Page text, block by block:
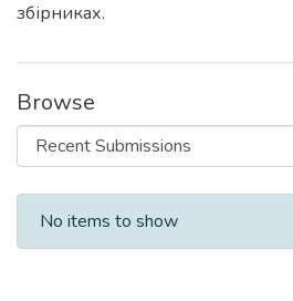
збірниках.
Browse
Recent Submissions
No items to show